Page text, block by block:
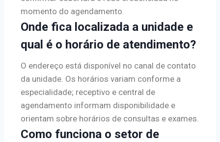
momento do agendamento.
Onde fica localizada a unidade e
qual é o horário de atendimento?
O endereço está disponível no canal de contato
da unidade. Os horários variam conforme a
especialidade; receptivo e central de
agendamento informam disponibilidade e
orientam sobre horários de consultas e exames.
Como funciona o setor de